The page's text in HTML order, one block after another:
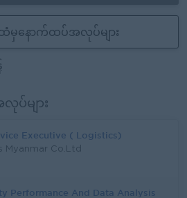
နောက်ထပ်အလုပ်များ
ပ်များ
Executive ( Logistics)
Myanmar Co.Ltd
Performance And Data Analysis